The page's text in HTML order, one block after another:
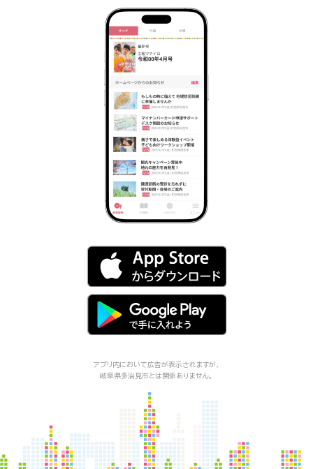
アプリ内において広告が表示されますが、
岐阜県多治見市とは関係ありません。